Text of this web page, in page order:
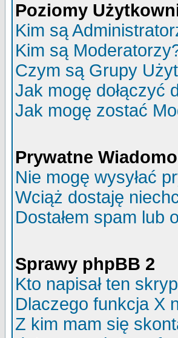
Poziomy
Kim są
Kim są
Czym są Grupy
Jak mogę dołączyć
Jak mogę zostać
Prywatne
Nie mogę wysyłać
Wciąż dostaję
Dostałem spam lub
Sprawy phpBB 2
Kto napisał ten
Dlaczego funkcja X
Z kim mam się